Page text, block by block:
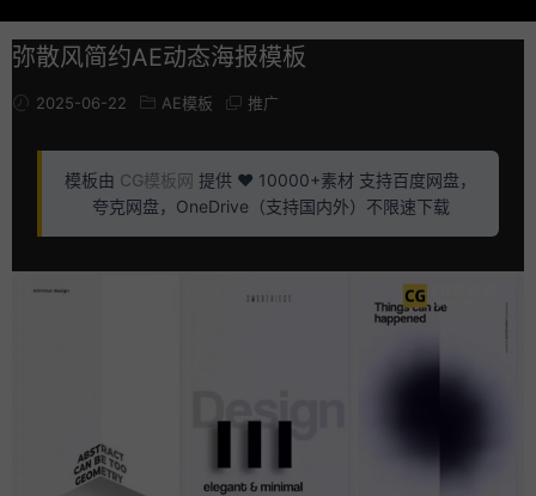
弥散风简约AE动态海报模板
2025-06-22 AE模板 推广
模板由 CG模板网 提供 ❤️ 10000+素材 支持百度网盘，
夸克网盘，OneDrive（支持国内外）不限速下载